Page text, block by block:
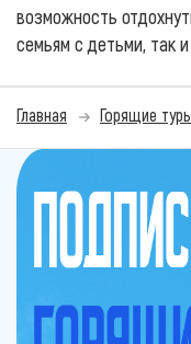
возможность
семьям с детьми, так
Главная Горящие